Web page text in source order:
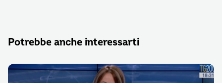
Potrebbe anche interessarti